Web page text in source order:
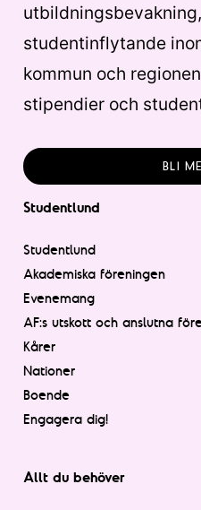
studentinflytande
kommun och
stipendier och
BLI
Studentlund
Studentlund
Akademiska föreningen
Evenemang
AF:s utskott och anslutna
Kårer
Nationer
Boende
Engagera dig!
Allt du behöver